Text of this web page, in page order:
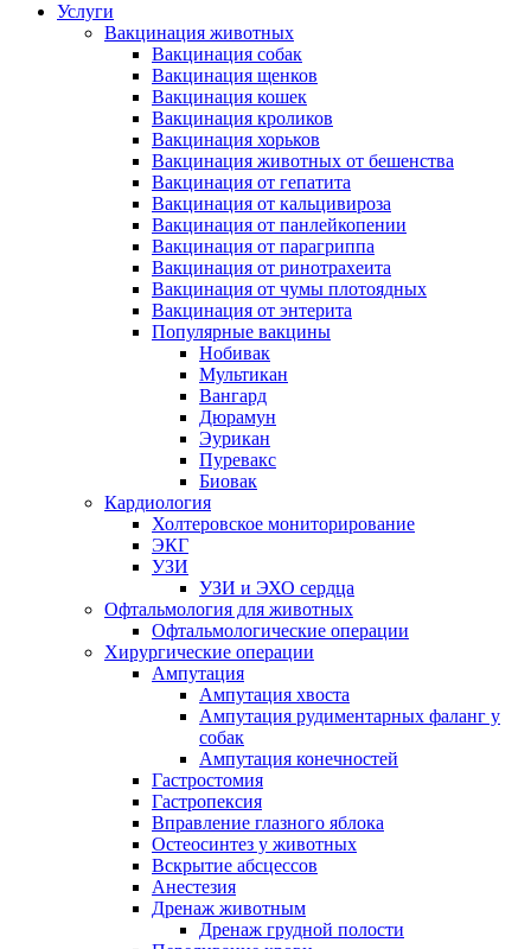
Услуги
Вакцинация животных
Вакцинация собак
Вакцинация щенков
Вакцинация кошек
Вакцинация кроликов
Вакцинация хорьков
Вакцинация животных от бешенства
Вакцинация от гепатита
Вакцинация от кальцивироза
Вакцинация от панлейкопении
Вакцинация от парагриппа
Вакцинация от ринотрахеита
Вакцинация от чумы плотоядных
Вакцинация от энтерита
Популярные вакцины
Нобивак
Мультикан
Вангард
Дюрамун
Эурикан
Пуревакс
Биовак
Кардиология
Холтеровское мониторирование
ЭКГ
УЗИ
УЗИ и ЭХО сердца
Офтальмология для животных
Офтальмологические операции
Хирургические операции
Ампутация
Ампутация хвоста
Ампутация рудиментарных фаланг у
собак
Ампутация конечностей
Гастростомия
Гастропексия
Вправление глазного яблока
Остеосинтез у животных
Вскрытие абсцессов
Анестезия
Дренаж животным
Дренаж грудной полости